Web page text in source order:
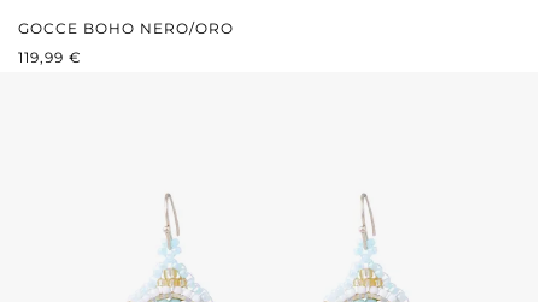
GOCCE BOHO NERO/ORO
PREZZO NORMALE:
119,99 €